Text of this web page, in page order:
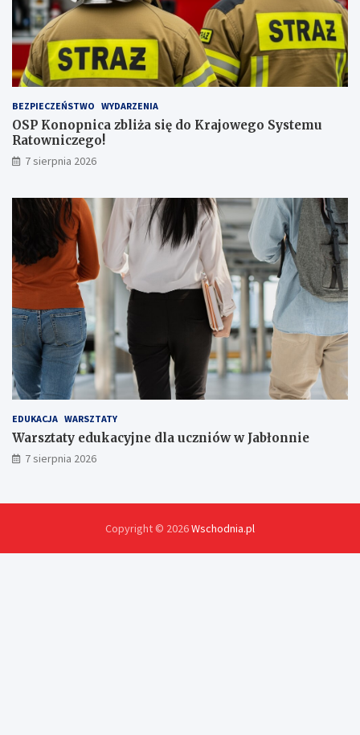
c
z
b
ą
a
a
ż
e
r
!
BEZPIECZEŃSTWO WYDARZENIA
OSP Konopnica zbliża się do Krajowego Systemu
Ratowniczego!
7 sierpnia 2026
EDUKACJA WARSZTATY
Warsztaty edukacyjne dla uczniów w Jabłonnie
7 sierpnia 2026
Copyright © 2026Wschodnia.pl